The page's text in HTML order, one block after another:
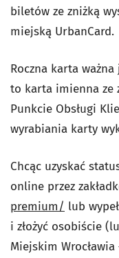
biletów ze zniżką
miejską UrbanCard.
Roczna karta
to karta imienna ze
Punkcie Obsługi
wyrabiania karty
Chcąc uzyskać
online przez
premium/ lub
i złożyć osobiście
Miejskim